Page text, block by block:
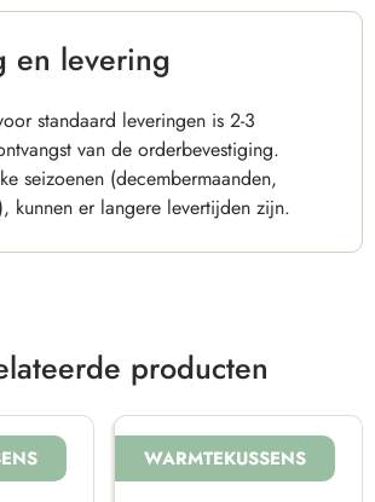
en levering
standaard leveringen is 2-3
van de orderbevestiging.
seizoenen (decembermaanden,
kunnen er langere levertijden zijn.
producten
WARMTEKUSSENS